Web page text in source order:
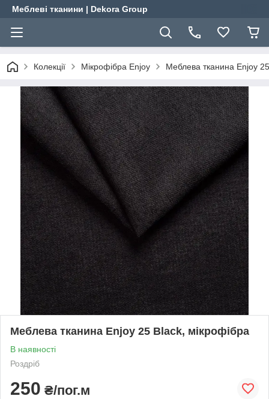
Меблеві тканини | Dekora Group
Колекції Мікрофібра Enjoy Меблева тканина Enjoy
Меблева тканина Enjoy 25 Black, мікрофібра
В наявності
Роздріб
250 ₴/пог.м